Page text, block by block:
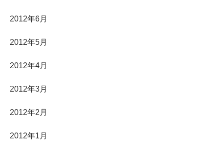
2012年6月
2012年5月
2012年4月
2012年3月
2012年2月
2012年1月